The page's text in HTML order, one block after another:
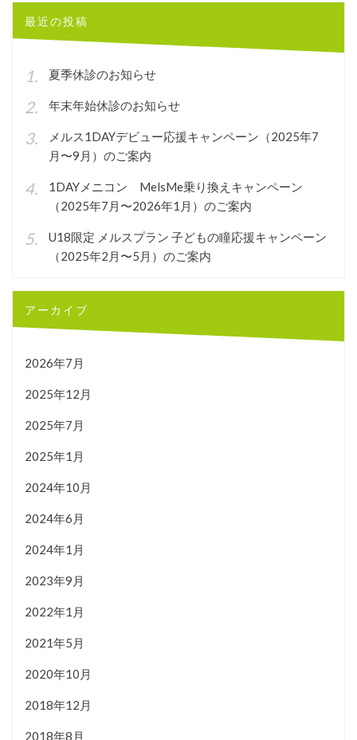
ゲ
ー
シ
ン
最近の投稿
夏季休診のお知らせ
年末年始休診のお知らせ
メルス1DAYデビュー応援キャンペーン（2025年7
月〜9月）のご案内
1DAYメニコン MelsMe乗り換えキャンペーン
（2025年7月〜2026年1月）のご案内
U18限定 メルスプラン 子どもの瞳応援キャンペーン
（2025年2月〜5月）のご案内
アーカイブ
2026年7月
2025年12月
2025年7月
2025年1月
2024年10月
2024年6月
2024年1月
2023年9月
2022年1月
2021年5月
2020年10月
2018年12月
2018年8月